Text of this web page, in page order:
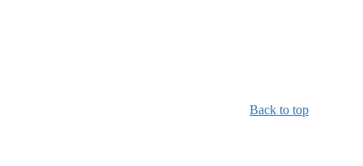
Back to top